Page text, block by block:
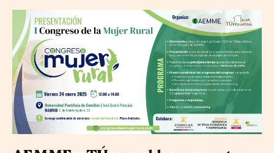
AEMME
TÚrepueblas
presentan
el
Congreso
de
la
Mujer
Rural